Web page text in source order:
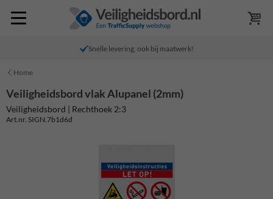
Snelle levering, ook bij maatwerk!
Home
Veiligheidsbord vlak Alupanel (2mm)
Veiligheidsbord | Rechthoek 2:3
Art.nr. SIGN.7b1d6d